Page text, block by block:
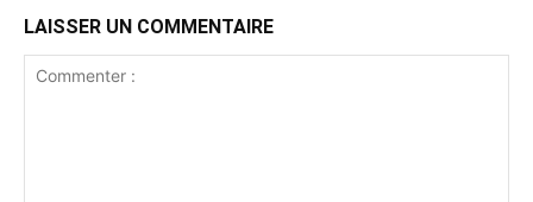
LAISSER UN COMMENTAIRE